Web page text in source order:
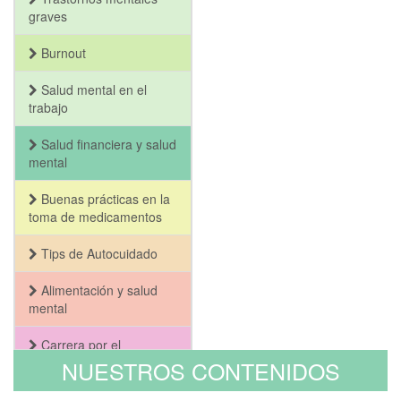
graves
Burnout
Salud mental en el
trabajo
Salud financiera y salud
mental
Buenas prácticas en la
toma de medicamentos
Tips de Autocuidado
Alimentación y salud
mental
Carrera por el
Bienestar y la Salud
MentalNUESTROS CONTENIDOS